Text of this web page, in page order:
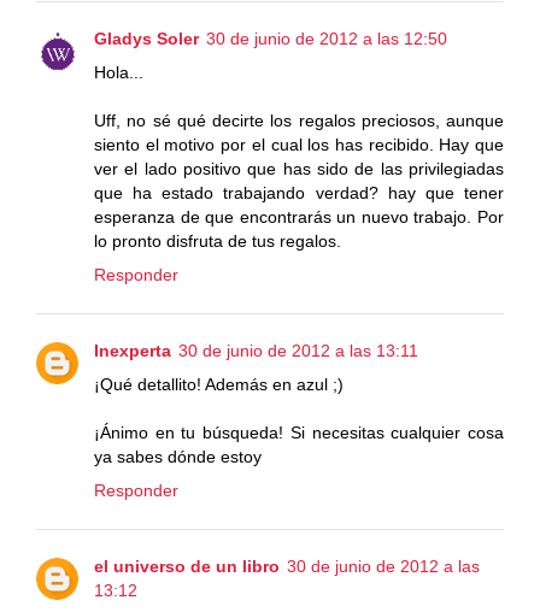
Gladys Soler 30 de junio de 2012 a las 12:50
Hola...
Uff, no sé qué decirte los regalos preciosos, aunque
siento el motivo por el cual los has recibido. Hay que
ver el lado positivo que has sido de las privilegiadas
que ha estado trabajando verdad? hay que tener
esperanza de que encontrarás un nuevo trabajo. Por
lo pronto disfruta de tus regalos.
Responder
Inexperta 30 de junio de 2012 a las 13:11
¡Qué detallito! Además en azul ;)
¡Ánimo en tu búsqueda! Si necesitas cualquier cosa
ya sabes dónde estoy
Responder
el universo de un libro 30 de junio de 2012 a las
13:12